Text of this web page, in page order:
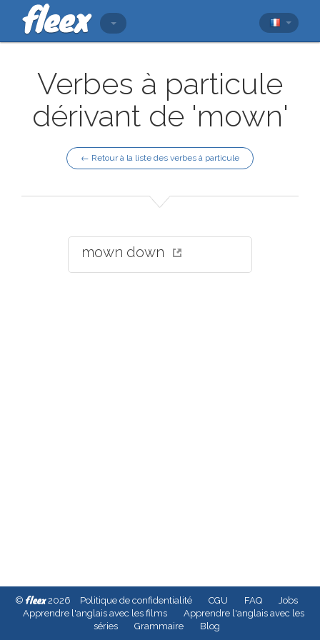
Verbes à particule
dérivant de 'mown'
← Retour à la liste des verbes à particule
mown down
© fleex2026 Politique de confidentialité CGU FAQ
Jobs
Apprendre l'anglais avec les films
Apprendre l'anglais avec les
séries
Grammaire Blog